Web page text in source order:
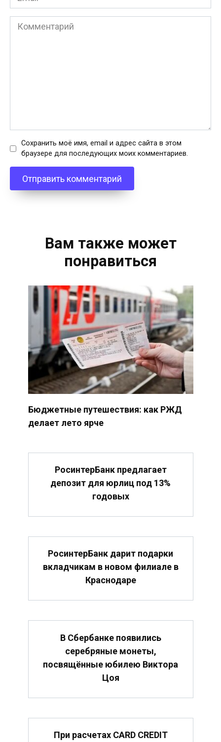
*
Комментарий
Сохранить моё имя, email и адрес сайта в этом
браузере для последующих моих комментариев.
Вам также может
понравиться
Бюджетные путешествия: как РЖД
делает лето ярче
РосинтерБанк предлагает
депозит для юрлиц под 13%
годовых
РосинтерБанк дарит подарки
вкладчикам в новом филиале в
Краснодаре
В Сбербанке появились
серебряные монеты,
посвящённые юбилею Виктора
Цоя
При расчетах CARD CREDIT